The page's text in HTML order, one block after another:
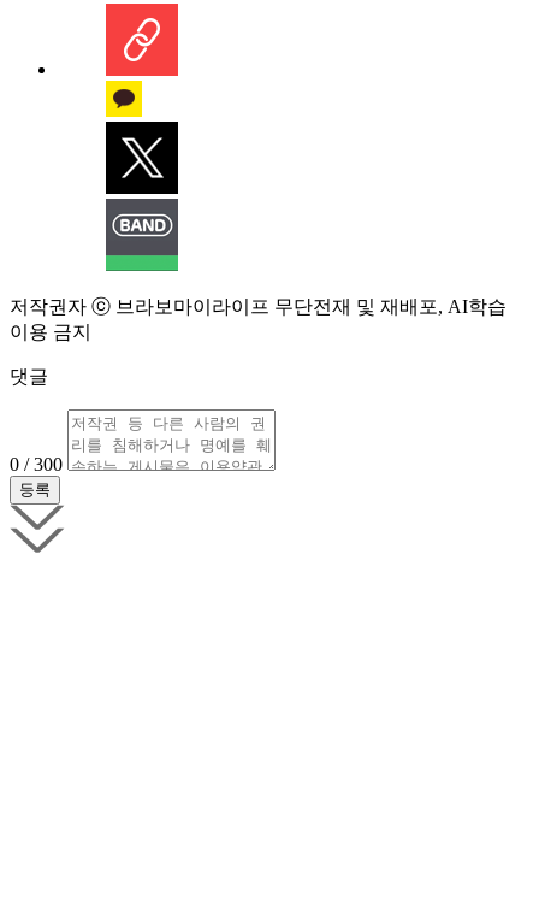
저작권자 ⓒ 브라보마이라이프 무단전재 및 재배포, AI학습
이용 금지
댓글
0 / 300